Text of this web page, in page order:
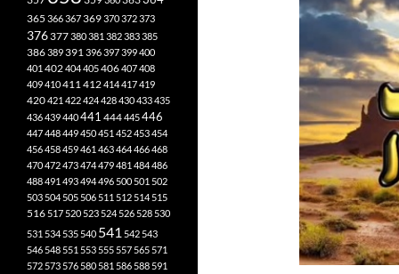
365 366367369370372373
376377380381 382383385
386389391396397399400
401 402404405406407408
409410411 412414417419
420421 422424428430433435
436439440441 444445446
447448449450451 452453454
456458459461 463464466468
470472473474479481 484486
488491 493494496 500 501 502
503 504 505 506 511 512 514 515
516 517 520 523 524 526 528 530
531 534 535 540 541 542 543
546 548 551 553 555 557 565 571
572 573 576 580 581 586 588 591